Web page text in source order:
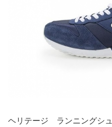
ヘリテージ ランニングシ